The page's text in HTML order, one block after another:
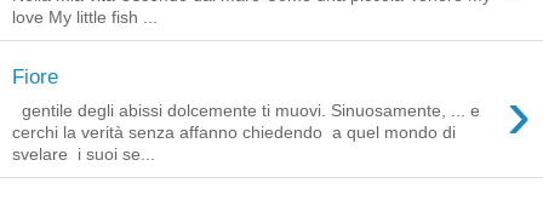
love My little fish ...
Fiore ›
gentile degli abissi dolcemente ti muovi. Sinuosamente, ... e
cerchi la verità senza affanno chiedendo a quel mondo di
svelare i suoi se...